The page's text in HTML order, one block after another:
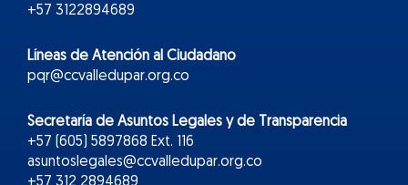
+57 3122894689
Líneas de Atención al Ciudadano
pqr@ccvalledupar.org.co
Secretaría de Asuntos Legales y de Transparencia
+57 (605) 5897868 Ext. 116
asuntoslegales@ccvalledupar.org.co